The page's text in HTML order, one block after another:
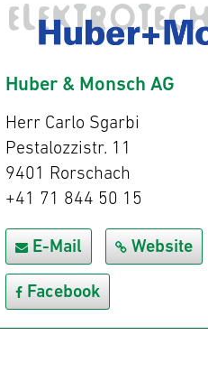
Huber & Monsch AG
Herr Carlo Sgarbi
Pestalozzistr. 11
9401 Rorschach
+41 71 844 50 15
E-Mail Website
Facebook